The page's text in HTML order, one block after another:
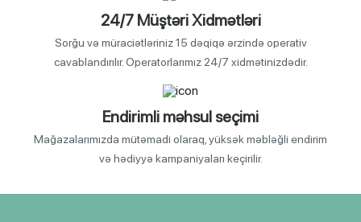
24/7 Müştəri Xidmətləri
Sorğu və müraciətləriniz 15 dəqiqə ərzində operativ
cavablandırılır. Operatorlarımız 24/7 xidmətinizdədir.
Endirimli məhsul seçimi
Mağazalarımızda mütəmadi olaraq, yüksək məbləğli endirim
və hədiyyə kampaniyaları keçirilir.